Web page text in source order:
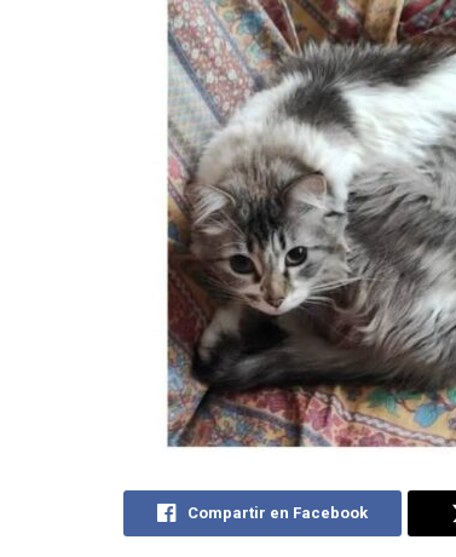
Compartir en Facebook